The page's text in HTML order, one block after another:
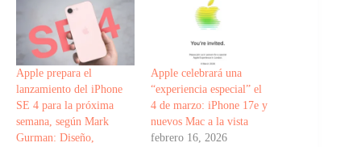
Apple prepara el
lanzamiento del iPhone
SE 4 para la próxima
semana, según Mark
Gurman: Diseño,
Apple celebrará una
“experiencia especial” el
4 de marzo: iPhone 17e y
nuevos Mac a la vista
febrero 16, 2026